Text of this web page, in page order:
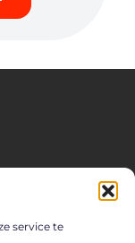
service te